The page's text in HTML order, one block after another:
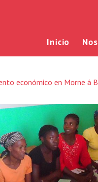
Inicio
económico en Morne á